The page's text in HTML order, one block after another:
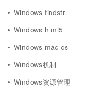
Windows findstr
Windows html5
Windows mac os
Windows机制
Windows资源管理